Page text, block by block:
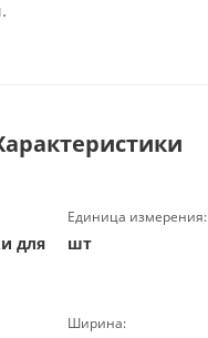
для
Единица измерения:
шт
Ширина: